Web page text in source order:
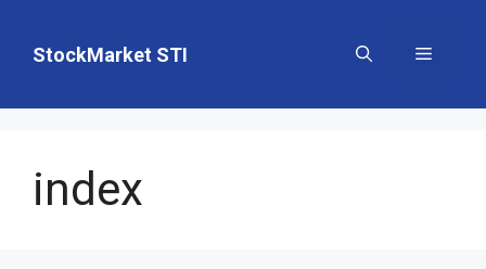
content
StockMarket STI Menu
index